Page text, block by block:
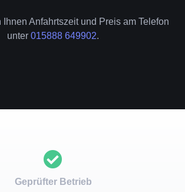
Anfahrtszeit und Preis am Telefon
unter 015888 649902.
Geprüfter Betrieb